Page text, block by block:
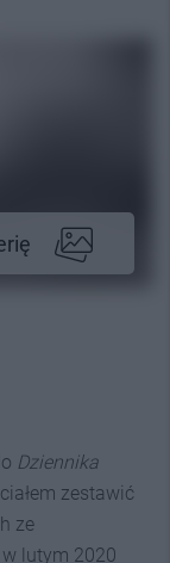
Dziennika
zestawić
ze
lutym 2020